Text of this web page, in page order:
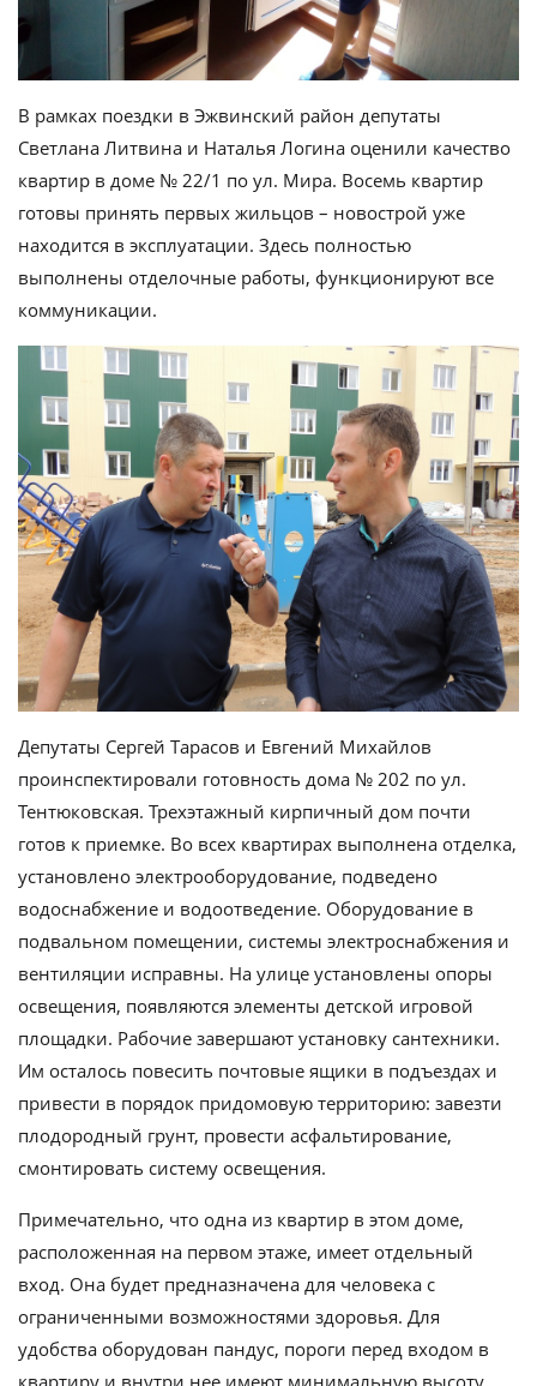
В рамках поездки в Эжвинский район депутаты
Светлана Литвина и Наталья Логина оценили качество
квартир в доме № 22/1 по ул. Мира. Восемь квартир
готовы принять первых жильцов – новострой уже
находится в эксплуатации. Здесь полностью
выполнены отделочные работы, функционируют все
коммуникации.
Депутаты Сергей Тарасов и Евгений Михайлов
проинспектировали готовность дома № 202 по ул.
Тентюковская. Трехэтажный кирпичный дом почти
готов к приемке. Во всех квартирах выполнена отделка,
установлено электрооборудование, подведено
водоснабжение и водоотведение. Оборудование в
подвальном помещении, системы электроснабжения и
вентиляции исправны. На улице установлены опоры
освещения, появляются элементы детской игровой
площадки. Рабочие завершают установку сантехники.
Им осталось повесить почтовые ящики в подъездах и
привести в порядок придомовую территорию: завезти
плодородный грунт, провести асфальтирование,
смонтировать систему освещения.
Примечательно, что одна из квартир в этом доме,
расположенная на первом этаже, имеет отдельный
вход. Она будет предназначена для человека с
ограниченными возможностями здоровья. Для
удобства оборудован пандус, пороги перед входом в
квартиру и внутри нее имеют минимальную высоту.